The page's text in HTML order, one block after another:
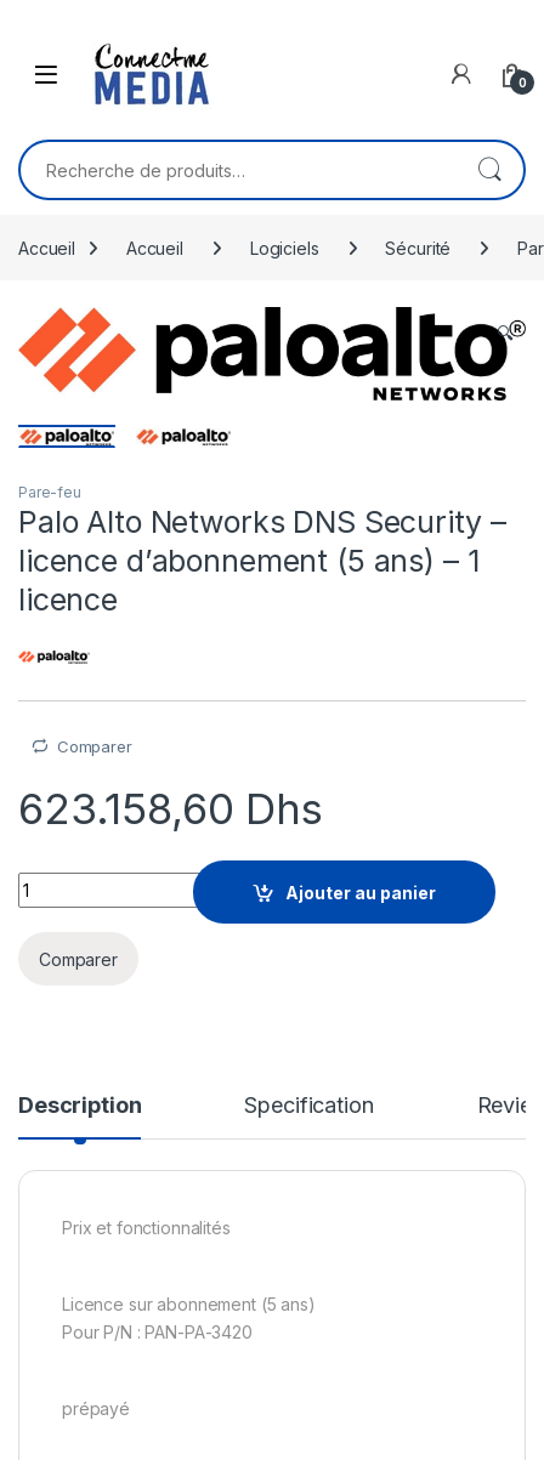
0
Recherche pour :
Accueil Accueil Logiciels Sécurité
🔍
Pare-feu
Palo Alto Networks DNS Security –
licence d’abonnement (5 ans) – 1
licence
Comparer
623.158,60 Dhs
Palo Alto Networks DNS Security - licence d'abonnement (5
Ajouter au panier
Comparer
Description Specification
Prix et fonctionnalités
Licence sur abonnement (5 ans)
Pour P/N : PAN-PA-3420
prépayé